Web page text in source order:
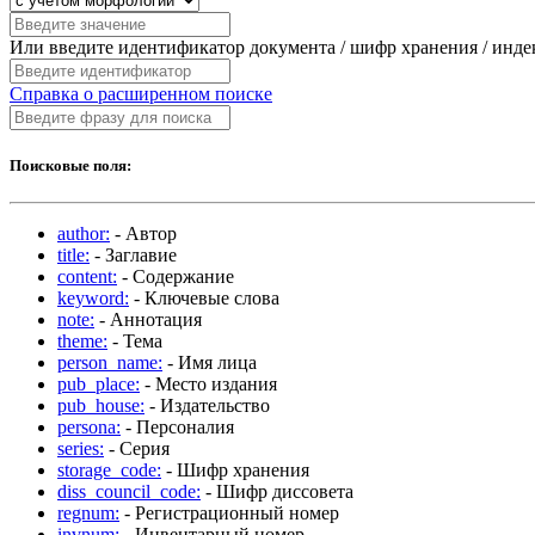
Или введите идентификатор документа / шифр хранения /
Справка о расширенном поиске
Поисковые поля:
author: - Автор
title: - Заглавие
content: - Содержание
keyword: - Ключевые слова
note: - Аннотация
theme: - Тема
person_name: - Имя лица
pub_place: - Место издания
pub_house: - Издательство
persona: - Персоналия
series: - Серия
storage_code: - Шифр хранения
diss_council_code: - Шифр диссовета
regnum: - Регистрационный номер